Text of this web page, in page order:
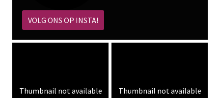
VOLG ONS OP INSTA!
Thumbnail not available Thumbnail not available